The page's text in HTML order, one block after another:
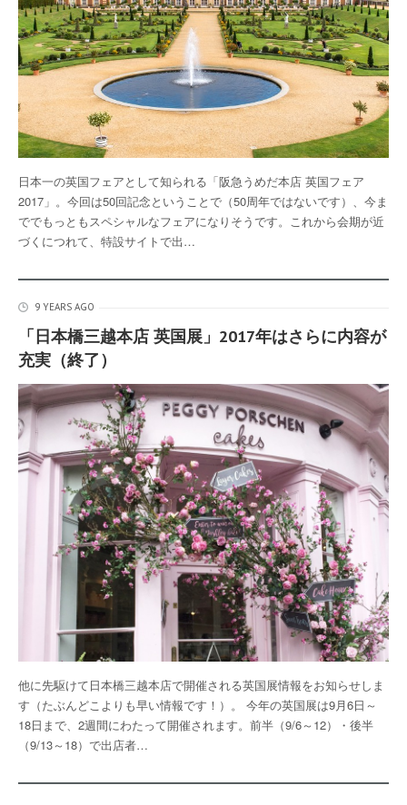
日本一の英国フェアとして知られる「阪急うめだ本店 英国フェア
2017」。今回は50回記念ということで（50周年ではないです）、今ま
ででもっともスペシャルなフェアになりそうです。これから会期が近
づくにつれて、特設サイトで出…
9 YEARS AGO
「日本橋三越本店 英国展」2017年はさらに内容が
充実（終了）
他に先駆けて日本橋三越本店で開催される英国展情報をお知らせしま
す（たぶんどこよりも早い情報です！）。 今年の英国展は9月6日～
18日まで、2週間にわたって開催されます。前半（9/6～12）・後半
（9/13～18）で出店者…